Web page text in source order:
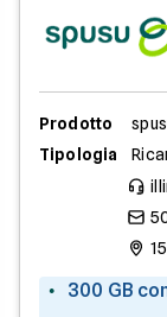
Prodotto
Tipologia
300 GB